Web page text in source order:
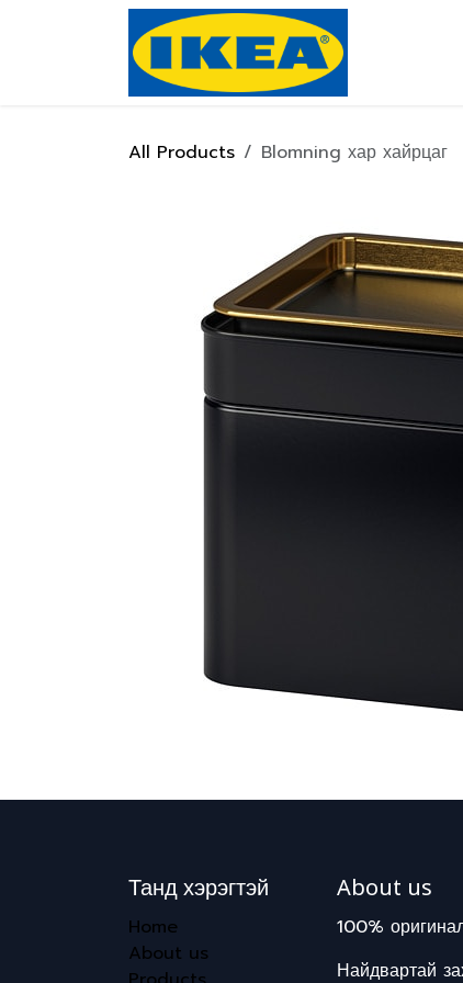
Skip to Content
All Products Blomning хар хайрцаг
Танд хэрэгтэй
Home
About us
About us
100%
Найдвартай